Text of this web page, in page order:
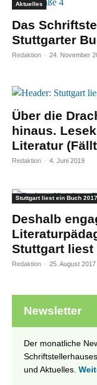
Aktuelles
Das
Stuttgarter
Redaktion - 24. November
Über die
hinaus.
Literatur
Redaktion - 4. Juni 2019
Stuttgart liest ein Buch 2017
Deshalb
Stuttgart liest
Redaktion - 25. August 2017
Newsletter
Der monatliche
und Aktuelles.